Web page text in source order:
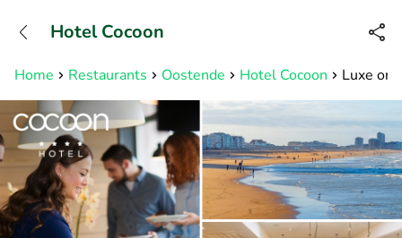
Bereikbaar tot 23:00 uur
Home Restaurants Oostende Hotel Cocoon Luxe
Hotel Cocoon